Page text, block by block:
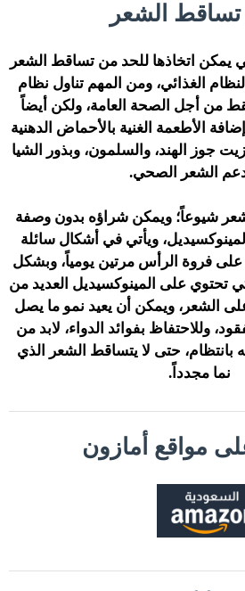
تساقط الشعر
يمكن اتخاذها للحد من تساقط الشعر
الغذائي، ومن المهم تناول نظام
من أجل الصحة العامة، ولكن أيضاً
الأطعمة الغنية بالأحماض الدهنية
جوز الهند، والسلمون، وبذور الشيا
الشعر الصحي.
شيوعاً؛ ويمكن شراؤه بدون وصفة
ويأتي في أشكال سائلة
على فروة الرأس مرتين يومياً، وبشكل
تحتوي على المينوكسيديل العديد من
الشعر، ويمكن أن يعيد نمو ما يصل
وللاحتفاظ بفوائد الدواء، لابد من
بانتظام، حتى لا يتساقط الشعر الذي
نما مجدداً.
مواقع أمازون